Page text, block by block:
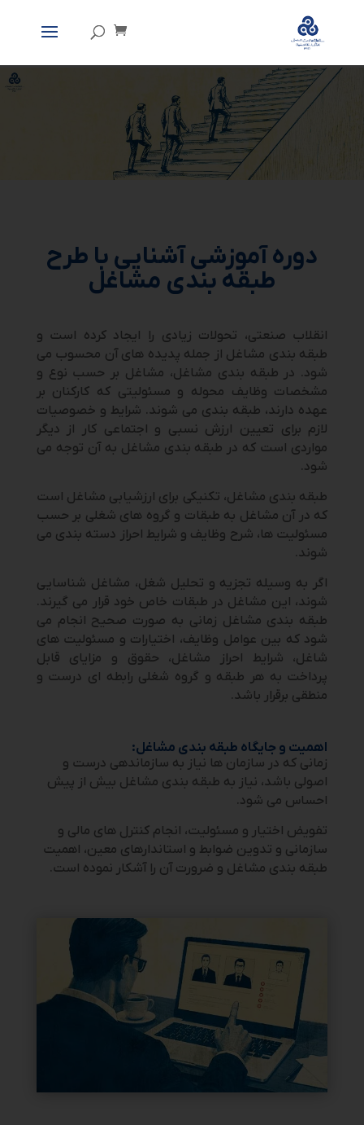
دوره آموزشی آشنایی با طرح
طبقه بندی مشاغل
انقلاب صنعتی، تحولات زیادی را ایجاد کرده است و
طبقه بندی مشاغل از جمله پدیده های آن محسوب می
شود. در طبقه بندی مشاغل، مشاغل بر حسب نوع و
مشخصات وظایف محوله و مسئولیتی که کارکنان بر
عهده دارند، طبقه بندی می شوند. شرایط و خصوصیات
لازم برای تعیین ارزش نسبی و اجتماعی کار از دیگر
مواردی است که در طبقه بندی مشاغل به آن توجه می
شود.
طبقه بندی مشاغل، تکنیکی برای ارزشیابی مشاغل است
که در آن مشاغل به طبقات و گروه های شغلی بر حسب
مسئولیت ها، شرح وظایف و شرایط احراز دسته بندی می
شوند.
اگر به وسیله تجزیه و تحلیل شغل، مشاغل شناسایی
شوند، این مشاغل در طبقات خاص خود قرار می گیرند.
طبقه بندی مشاغل زمانی به صورت صحیح انجام می
شود که بین عوامل وظایف، اختیارات و مسئولیت های
شاغل، شرایط احراز مشاغل، حقوق و مزایای قابل
پرداخت به هر طبقه و گروه شغلی رابطه ای درست و
منطقی برقرار باشد.
اهمیت و جایگاه طبقه بندی مشاغل:
زمانی که در سازمان ها نیاز به سازماندهی درست و
اصولی باشد، نیاز به طبقه بندی مشاغل بیش از پیش
احساس می شود.
تفویض اختیار و مسئولیت، انجام کنترل های مالی و
سازمانی و تدوین ضوابط و استاندارهای معین، اهمیت
طبقه بندی مشاغل و ضرورت آن را آشکار نموده است.